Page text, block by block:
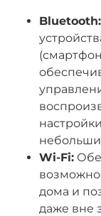
Bluetooth:
Wi-Fi:
дома и
даже вне